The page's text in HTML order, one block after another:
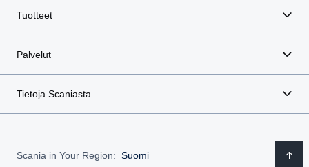
Tuotteet
Palvelut
Tietoja Scaniasta
Scania in Your Region: Suomi